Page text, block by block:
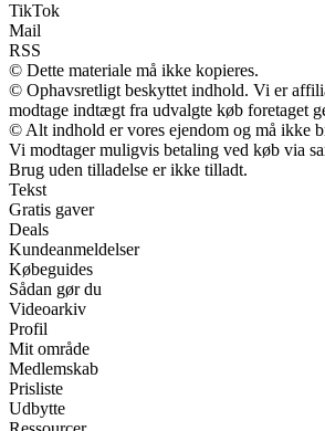
TikTok
Mail
RSS
© Dette materiale må ikke kopieres.
© Ophavsretligt beskyttet indhold. Vi er
modtage indtægt fra udvalgte køb foretaget
© Alt indhold er vores ejendom og må ikke
Vi modtager muligvis betaling ved køb via
Brug uden tilladelse er ikke tilladt.
Tekst
Gratis gaver
Deals
Kundeanmeldelser
Købeguides
Sådan gør du
Videoarkiv
Profil
Mit område
Medlemskab
Prisliste
Udbytte